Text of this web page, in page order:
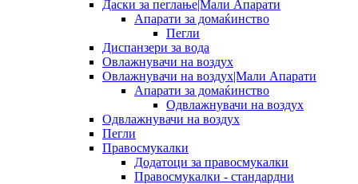
Даски за пеглање|Мали Апарати
Апарати за домаќинство
Пегли
Диспанзери за вода
Овлажнувачи на воздух
Овлажнувачи на воздух|Мали Апарати
Апарати за домаќинство
Одвлажнувачи на воздух
Одвлажнувачи на воздух
Пегли
Правосмукалки
Додатоци за правосмукалки
Правосмукалки - стандардни